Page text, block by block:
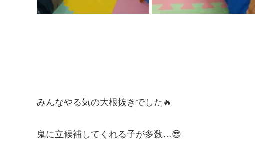
みんなやる気の大根抜きでした🔥
鬼に立候補してくれる子が多数…😎